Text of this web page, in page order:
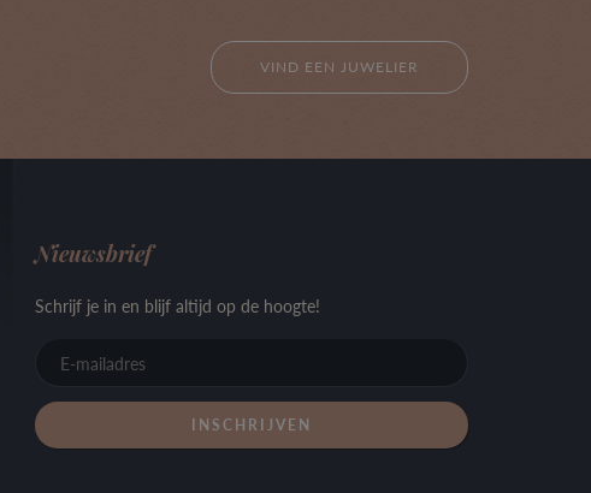
VIND EEN JUWELIER
Nieuwsbrief
Schrijf je in en blijf altijd op de hoogte!